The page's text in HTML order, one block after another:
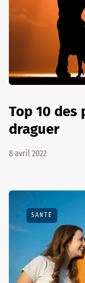
Top 10 des
draguer
8 avril 2022
SANTÉ